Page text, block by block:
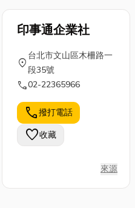
印事通企業社
location_on
台北市文山區木柵路一
段35號
call02-22365966
call撥打電話
favorite收藏
來源